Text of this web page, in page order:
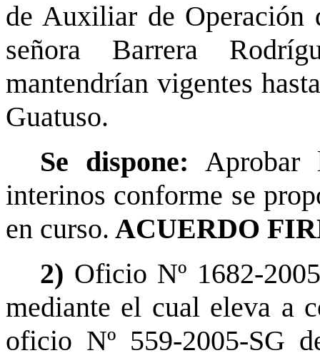
de Auxiliar de Operación
señora Barrera
mantendrían vigentes
Guatuso.
Se dispone: Aprobar
interinos conforme se
en curso. ACUERDO
2) Oficio Nº 1682-
mediante el cual eleva a
oficio Nº 559-2005-SG